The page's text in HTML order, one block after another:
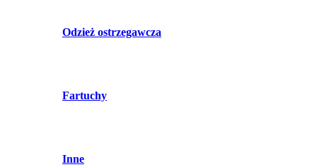
Odzież ostrzegawcza
Fartuchy
Inne